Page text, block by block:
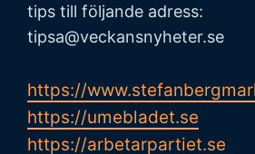
tips till följande adress:
tipsa@veckansnyheter.se
https://
https://umebladet.se
https://arbetarpartiet.se